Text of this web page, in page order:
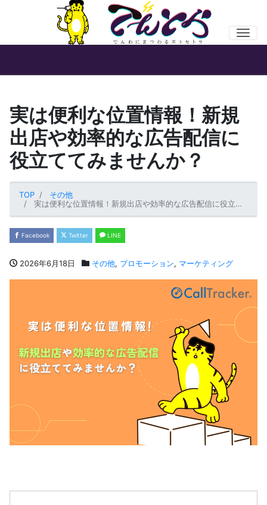
実は便利な位置情報！新規
出店や効率的な広告配信に
役立ててみませんか？
TOP
その他
実は便利な位置情報！新規出店や効率的な広告配信に役立ててみませんか？
Facebook Twitter LINE
2026年6月18日 その他, プロモーション, マーケティング